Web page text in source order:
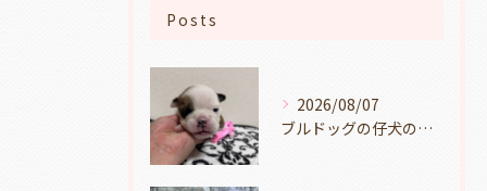
Posts
2026/08/07
ブルドッグの仔犬のお目目があきました👀💑🐶岐阜県養老町のブリーダーワンダフルパピーです。